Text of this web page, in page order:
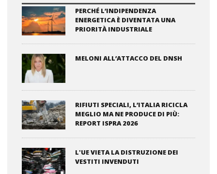
PERCHÉ L’INDIPENDENZA
ENERGETICA È DIVENTATA UNA
PRIORITÀ INDUSTRIALE
MELONI ALL’ATTACCO DEL DNSH
RIFIUTI SPECIALI, L’ITALIA RICICLA
MEGLIO MA NE PRODUCE DI PIÙ:
REPORT ISPRA 2026
L'UE VIETA LA DISTRUZIONE DEI
VESTITI INVENDUTI